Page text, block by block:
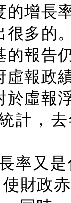
的增長
很多的
的報告
虛報政
於虛報
，去
率又
財政